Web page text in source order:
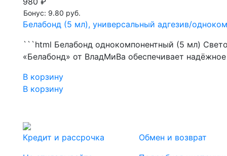
Бонус: 9.80 руб.
Белабонд (5 мл), универсальный адгезив/
```html Белабонд однокомпонентный (5 мл)
«Белабонд» от ВладМиВа обеспечивает
В корзину
В корзину
Кредит и рассрочка
Обмен и возврат